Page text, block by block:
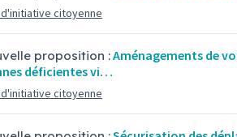
citoyenne
proposition :Aménagements de
déficientes vi…
citoyenne